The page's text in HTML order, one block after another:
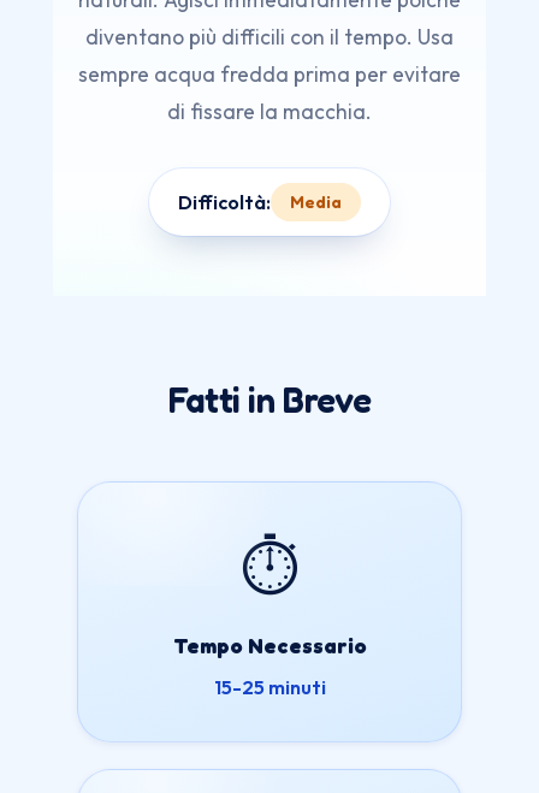
diventano più difficili con il tempo. Usa
sempre acqua fredda prima per evitare
di fissare la macchia.
Difficoltà: Media
Fatti in Breve
⏱️
Tempo Necessario
15-25 minuti